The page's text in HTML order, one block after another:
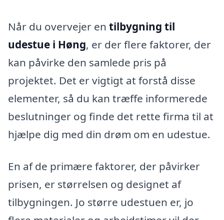
Når du overvejer en tilbygning til
udestue i Høng, er der flere faktorer, der
kan påvirke den samlede pris på
projektet. Det er vigtigt at forstå disse
elementer, så du kan træffe informerede
beslutninger og finde det rette firma til at
hjælpe dig med din drøm om en udestue.
En af de primære faktorer, der påvirker
prisen, er størrelsen og designet af
tilbygningen. Jo større udestuen er, jo